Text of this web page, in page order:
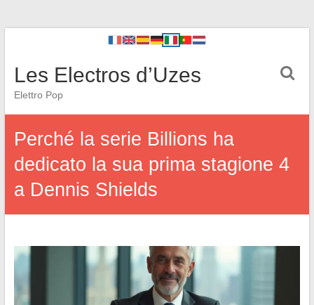
Les Electros d’Uzes
Elettro Pop
Perché la serie Billions ha
dedicato la sua prima stagione 4
a Dennis Shields